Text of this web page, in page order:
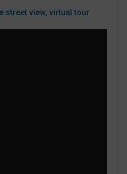
street view, virtual tour